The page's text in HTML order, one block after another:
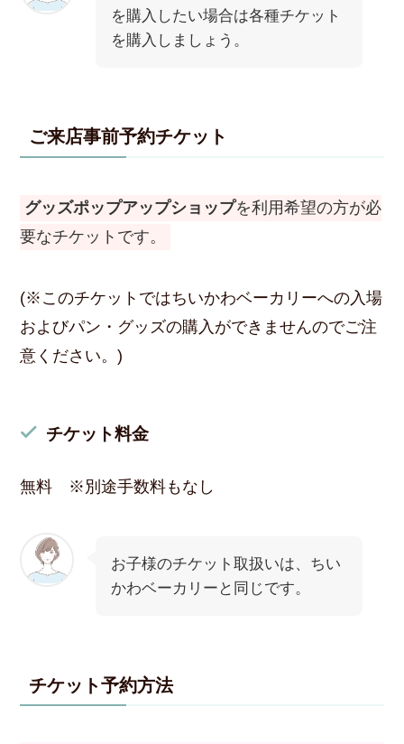
を購入したい場合は各種チケット
を購入しましょう。
ご来店事前予約チケット
グッズポップアップショップを利用希望の方が必
要なチケットです。
(※このチケットではちいかわベーカリーへの入場
およびパン・グッズの購入ができませんのでご注
意ください。)
チケット料金
無料 ※別途手数料もなし
お子様のチケット取扱いは、ちい
かわベーカリーと同じです。
チケット予約方法